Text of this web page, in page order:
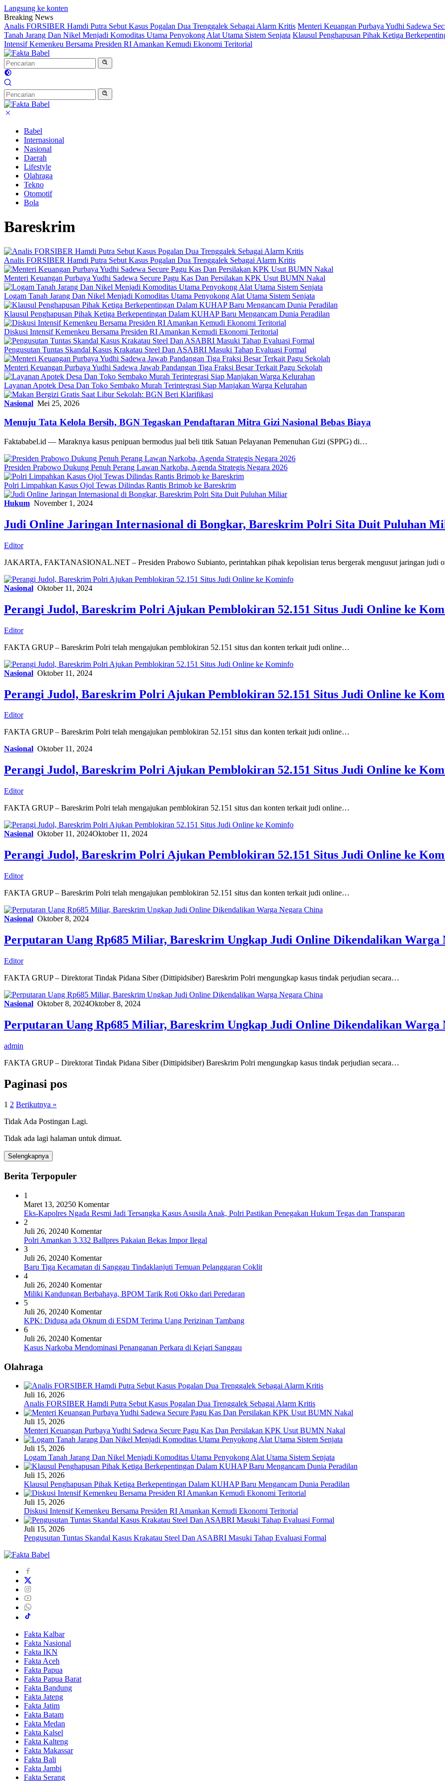
Langsung ke konten
Breaking News
Analis FORSIBER Hamdi Putra Sebut Kasus Pogalan Dua Trenggalek Sebagai Alarm Kritis Menteri Keuangan Purbaya Yudhi Sadewa
Tanah Jarang Dan Nikel Menjadi Komoditas Utama Penyokong Alat Utama Sistem Senjata Klausul Penghapusan Pihak Ketiga
Intensif Kemenkeu Bersama Presiden RI Amankan Kemudi Ekonomi Teritorial
Babel
Internasional
Nasional
Daerah
Lifestyle
Olahraga
Tekno
Otomotif
Bola
Bareskrim
Analis FORSIBER Hamdi Putra Sebut Kasus Pogalan Dua Trenggalek Sebagai Alarm Kritis
Menteri Keuangan Purbaya Yudhi Sadewa Secure Pagu Kas Dan Persilakan KPK Usut BUMN Nakal
Logam Tanah Jarang Dan Nikel Menjadi Komoditas Utama Penyokong Alat Utama Sistem Senjata
Klausul Penghapusan Pihak Ketiga Berkepentingan Dalam KUHAP Baru Mengancam Dunia Peradilan
Diskusi Intensif Kemenkeu Bersama Presiden RI Amankan Kemudi Ekonomi Teritorial
Pengusutan Tuntas Skandal Kasus Krakatau Steel Dan ASABRI Masuki Tahap Evaluasi Formal
Menteri Keuangan Purbaya Yudhi Sadewa Jawab Pandangan Tiga Fraksi Besar Terkait Pagu Sekolah
Layanan Apotek Desa Dan Toko Sembako Murah Terintegrasi Siap Manjakan Warga Kelurahan
Nasional Mei 25, 2026
Menuju Tata Kelola Bersih, BGN Tegaskan Pendaftaran Mitra Gizi Nasional Bebas Biaya
Faktababel.id — Maraknya kasus penipuan bermodus jual beli titik Satuan Pelayanan Pemenuhan Gizi (SPPG) di…
Presiden Prabowo Dukung Penuh Perang Lawan Narkoba, Agenda Strategis Negara 2026
Polri Limpahkan Kasus Ojol Tewas Dilindas Rantis Brimob ke Bareskrim
Hukum November 1, 2024
Judi Online Jaringan Internasional di Bongkar, Bareskrim Polri Sita Duit Puluhan
Editor
JAKARTA, FAKTANASIONAL.NET – Presiden Prabowo Subianto, perintahkan pihak kepolisian terus bergerak mengusut jaringan judi
Nasional Oktober 11, 2024
Perangi Judol, Bareskrim Polri Ajukan Pemblokiran 52.151 Situs Judi Online ke
Editor
FAKTA GRUP – Bareskrim Polri telah mengajukan pemblokiran 52.151 situs dan konten terkait judi online…
Nasional Oktober 11, 2024
Perangi Judol, Bareskrim Polri Ajukan Pemblokiran 52.151 Situs Judi Online ke
Editor
FAKTA GRUP – Bareskrim Polri telah mengajukan pemblokiran 52.151 situs dan konten terkait judi online…
Nasional Oktober 11, 2024
Perangi Judol, Bareskrim Polri Ajukan Pemblokiran 52.151 Situs Judi Online ke
Editor
FAKTA GRUP – Bareskrim Polri telah mengajukan pemblokiran 52.151 situs dan konten terkait judi online…
Nasional Oktober 11, 2024Oktober 11, 2024
Perangi Judol, Bareskrim Polri Ajukan Pemblokiran 52.151 Situs Judi Online ke
Editor
FAKTA GRUP – Bareskrim Polri telah mengajukan pemblokiran 52.151 situs dan konten terkait judi online…
Nasional Oktober 8, 2024
Perputaran Uang Rp685 Miliar, Bareskrim Ungkap Judi Online Dikendalikan Warga
Editor
FAKTA GRUP – Direktorat Tindak Pidana Siber (Dittipidsiber) Bareskrim Polri mengungkap kasus tindak perjudian secara…
Nasional Oktober 8, 2024Oktober 8, 2024
Perputaran Uang Rp685 Miliar, Bareskrim Ungkap Judi Online Dikendalikan Warga
admin
FAKTA GRUP – Direktorat Tindak Pidana Siber (Dittipidsiber) Bareskrim Polri mengungkap kasus tindak perjudian secara…
Paginasi pos
1 2 Berikutnya »
Tidak Ada Postingan Lagi.
Tidak ada lagi halaman untuk dimuat.
Selengkapnya
Berita Terpopuler
1
Maret 13, 20250 Komentar
Eks-Kapolres Ngada Resmi Jadi Tersangka Kasus Asusila Anak, Polri Pastikan Penegakan Hukum Tegas dan Transparan
2
Juli 26, 20240 Komentar
Polri Amankan 3.332 Ballpres Pakaian Bekas Impor Ilegal
3
Juli 26, 20240 Komentar
Baru Tiga Kecamatan di Sanggau Tindaklanjuti Temuan Pelanggaran Coklit
4
Juli 26, 20240 Komentar
Miliki Kandungan Berbahaya, BPOM Tarik Roti Okko dari Peredaran
5
Juli 26, 20240 Komentar
KPK: Diduga ada Oknum di ESDM Terima Uang Perizinan Tambang
6
Juli 26, 20240 Komentar
Kasus Narkoba Mendominasi Penanganan Perkara di Kejari Sanggau
Olahraga
Juli 16, 2026
Analis FORSIBER Hamdi Putra Sebut Kasus Pogalan Dua Trenggalek Sebagai Alarm Kritis
Juli 15, 2026
Menteri Keuangan Purbaya Yudhi Sadewa Secure Pagu Kas Dan Persilakan KPK Usut BUMN Nakal
Juli 15, 2026
Logam Tanah Jarang Dan Nikel Menjadi Komoditas Utama Penyokong Alat Utama Sistem Senjata
Juli 15, 2026
Klausul Penghapusan Pihak Ketiga Berkepentingan Dalam KUHAP Baru Mengancam Dunia Peradilan
Juli 15, 2026
Diskusi Intensif Kemenkeu Bersama Presiden RI Amankan Kemudi Ekonomi Teritorial
Juli 15, 2026
Pengusutan Tuntas Skandal Kasus Krakatau Steel Dan ASABRI Masuki Tahap Evaluasi Formal
Fakta Kalbar
Fakta Nasional
Fakta IKN
Fakta Aceh
Fakta Papua
Fakta Papua Barat
Fakta Bandung
Fakta Jateng
Fakta Jatim
Fakta Batam
Fakta Medan
Fakta Kalsel
Fakta Kalteng
Fakta Makassar
Fakta Bali
Fakta Jambi
Fakta Serang